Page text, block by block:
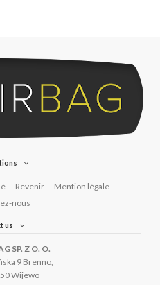
Revenir
Mention légale
nous
us
SP. Z O. O.
9 Brenno,
Wijewo